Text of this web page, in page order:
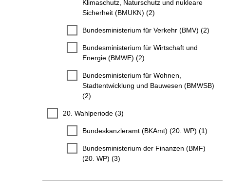
Klimaschutz, Naturschutz und nukleare
Sicherheit (BMUKN) (2)
Bundesministerium für Verkehr (BMV) (2)
Bundesministerium für Wirtschaft und
Energie (BMWE) (2)
Bundesministerium für Wohnen,
Stadtentwicklung und Bauwesen (BMWSB)
(2)
20. Wahlperiode (3)
Bundeskanzleramt (BKAmt) (20. WP) (1)
Bundesministerium der Finanzen (BMF)
(20. WP) (3)